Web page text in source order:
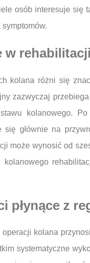
osób interesuje się
w
kolana różni się
zazwyczaj
stawu kolanowego.
się głównie na
może wynosić od
kolanowego
płynące z
kolana
systematyczne